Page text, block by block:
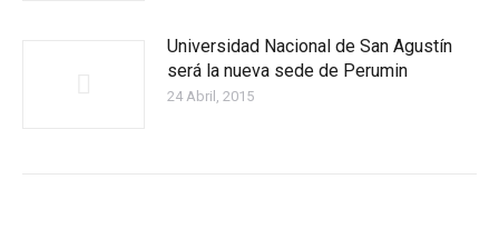
Universidad Nacional de San Agustín
será la nueva sede de Perumin
24 Abril, 2015